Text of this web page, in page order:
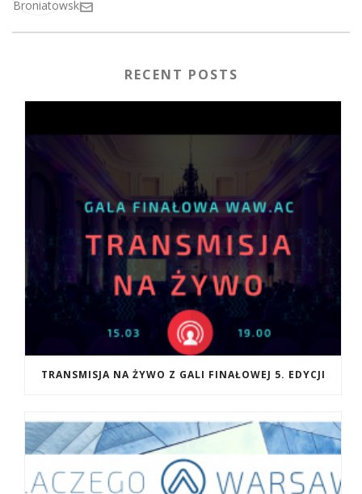
RECENT POSTS
TRANSMISJA NA ŻYWO Z GALI FINAŁOWEJ 5. EDYCJI